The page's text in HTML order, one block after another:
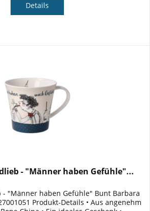
Details
- "Männer haben Gefühle"...
- "Männer haben Gefühle" Bunt Barbara
Produkt-Details • Aus angenehm